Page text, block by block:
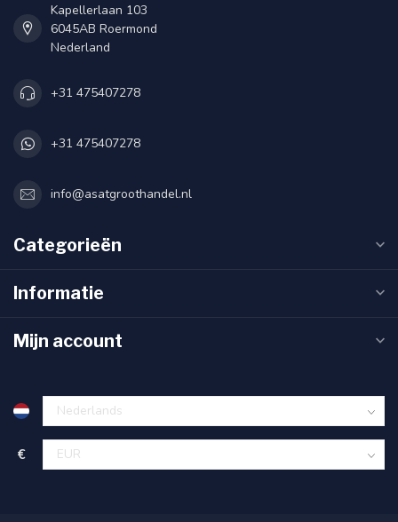
Kapellerlaan 103
6045AB Roermond
Nederland
+31 475407278
+31 475407278
info@asatgroothandel.nl
Categorieën
Informatie
Mijn account
€